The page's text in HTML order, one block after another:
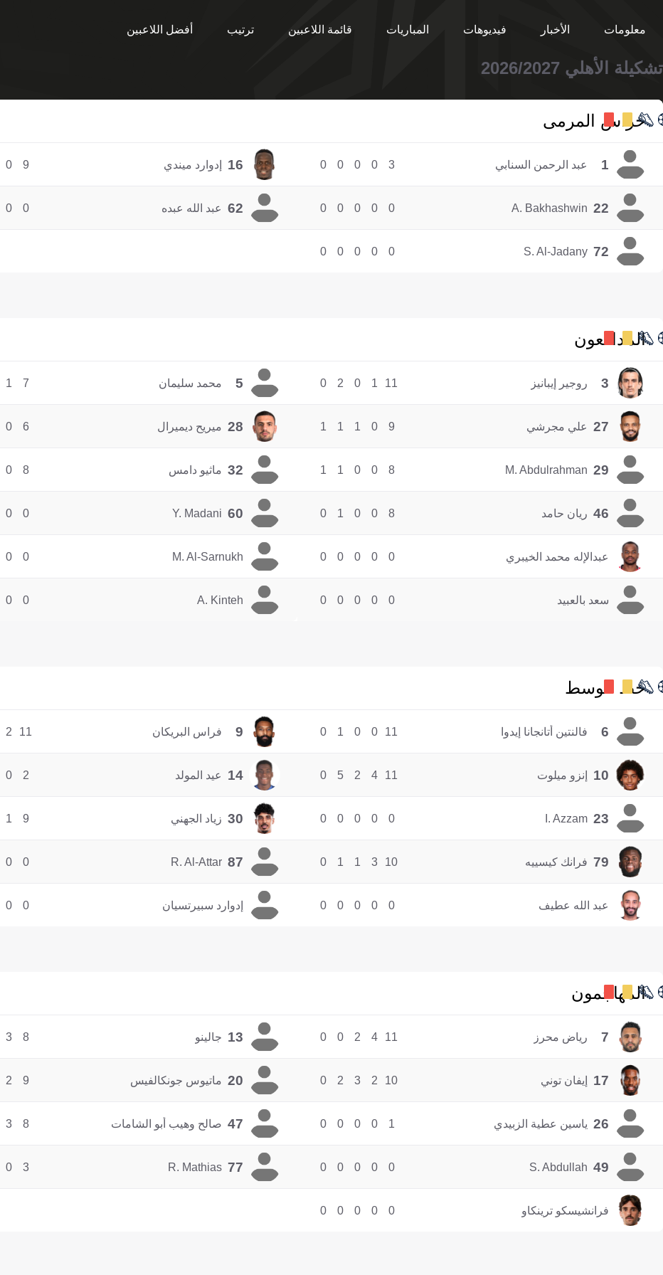
معلومات الأخبار فيديوهات المباريات قائمة اللاعبين ترتيب أفضل اللاعبين
تشكيلة الأهلي 2026/2027
حراس المرمى
1 عبد الرحمن السنابي 3
0
0
0
0
16 إدوارد ميندي 9
0
22
A. Bakhashwin
0
0
0
0
0
62 عبد الله عبده 0
0
72
S. Al-Jadany
0
0
0
0
0
المدافعون
3 روجير إيبانيز 11
1
0
2
0
5 محمد سليمان 7
1
27 علي مجرشي 9
0
1
1
1
28 ميريح ديميرال 6
0
29
M. Abdulrahman
8
0
0
1
1
32 ماثيو دامس 8
0
46 ريان حامد 8
0
0
1
0
60
Y. Madani
0
0
عبدالإله محمد الخيبري 0
0
0
0
0
M. Al-Sarnukh
0
0
سعد بالعبيد 0
0
0
0
0
A. Kinteh
0
0
خط الوسط
6 فالنتين أتانجانا إيدوا 11
0
0
1
0
9 فراس البريكان 11
2
10 إنزو ميلوت 11
4
2
5
0
14 عيد المولد 2
0
23
I. Azzam
0
0
0
0
0
30 زياد الجهني 9
1
79 فرانك كيسييه 10
3
1
1
0
87
R. Al-Attar
0
0
عبد الله عطيف 0
0
0
0
0 إدوارد سبيرتسيان 0
0
المهاجمون
7 رياض محرز 11
4
2
0
0
13 جالينو 8
3
17 إيفان توني 10
2
3
2
0
20 ماتيوس جونكالفيس 9
2
26 ياسين عطية الزبيدي 1
0
0
0
0
47 صالح وهيب أبو الشامات 8
3
49
S. Abdullah
0
0
0
0
0
77
R. Mathias
3
0
فرانشيسكو ترينكاو 0
0
0
0
0